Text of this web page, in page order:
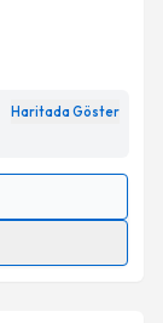
Haritada Göster